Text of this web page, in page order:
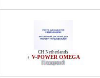
CH Netherlands
♀ V-POWER OMEGA
Плащевой